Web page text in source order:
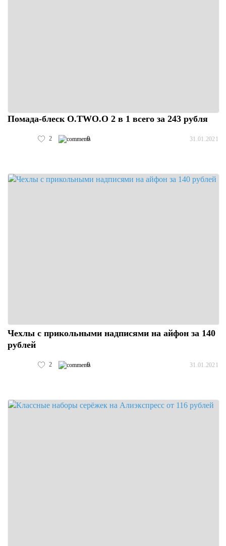
Помада-блеск O.TWO.O 2 в 1 всего за 243 рубля
2 0 31.01.2021
Чехлы с прикольными надписями на айфон за 140
рублей
2 0 31.01.2021